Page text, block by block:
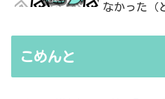
なかった（
無駄を重ね
こめんと